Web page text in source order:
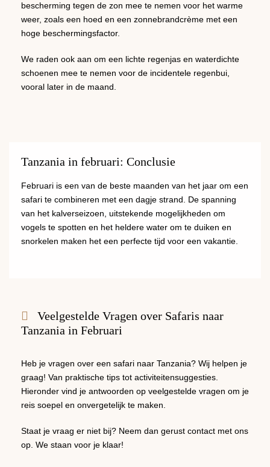
bescherming tegen de zon mee te nemen voor het warme
weer, zoals een hoed en een zonnebrandcrème met een
hoge beschermingsfactor.
We raden ook aan om een ​​lichte regenjas en waterdichte
schoenen mee te nemen voor de incidentele regenbui,
vooral later in de maand.
Tanzania in februari: Conclusie
Februari is een van de beste maanden van het jaar om een
​​safari te combineren met een dagje strand. De spanning
van het kalverseizoen, uitstekende mogelijkheden om
vogels te spotten en het heldere water om te duiken en
snorkelen maken het een perfecte tijd voor een vakantie.
Veelgestelde Vragen over Safaris naar
Tanzania in Februari
Heb je vragen over een safari naar Tanzania? Wij helpen je
graag! Van praktische tips tot activiteitensuggesties.
Hieronder vind je antwoorden op veelgestelde vragen om je
reis soepel en onvergetelijk te maken.
Staat je vraag er niet bij? Neem dan gerust contact met ons
op. We staan voor je klaar!